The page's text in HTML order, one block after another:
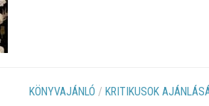
KÖNYVAJÁNLÓ / KRITIKUSOK